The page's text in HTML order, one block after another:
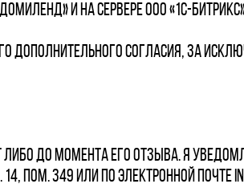
и на сервере ООО «1С-
согласия, за
до момента его отзыва. Я
пом. 349 или по электронной почте